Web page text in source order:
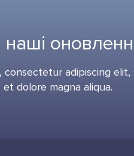
наші
consectetur adipiscing elit,
dolore magna aliqua.